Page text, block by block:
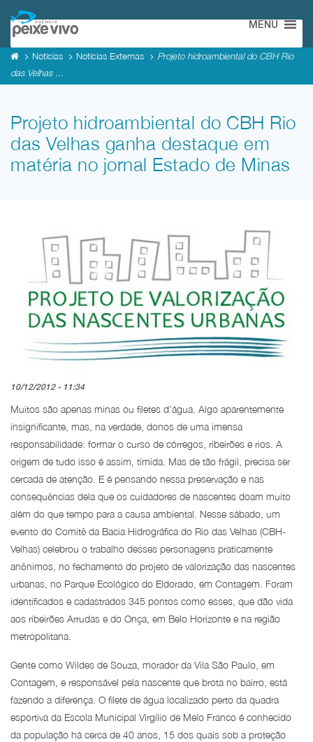
MENU
Notícias Notícias Externas
Projeto hidroambiental do CBH Rio
das Velhas ...
Projeto hidroambiental do CBH Rio
das Velhas ganha destaque em
matéria no jornal Estado de Minas
10/12/2012 - 11:34
Muitos são apenas minas ou filetes d’água. Algo aparentemente
insignificante, mas, na verdade, donos de uma imensa
responsabilidade: formar o curso de córregos, ribeirões e rios. A
origem de tudo isso é assim, tímida. Mas de tão frágil, precisa ser
cercada de atenção. E é pensando nessa preservação e nas
consequências dela que os cuidadores de nascentes doam muito
além do que tempo para a causa ambiental. Nesse sábado, um
evento do Comitê da Bacia Hidrográfica do Rio das Velhas (CBH-
Velhas) celebrou o trabalho desses personagens praticamente
anônimos, no fechamento do projeto de valorização das nascentes
urbanas, no Parque Ecológico do Eldorado, em Contagem. Foram
identificados e cadastrados 345 pontos como esses, que dão vida
aos ribeirões Arrudas e do Onça, em Belo Horizonte e na região
metropolitana.
Gente como Wildes de Souza, morador da Vila São Paulo, em
Contagem, e responsável pela nascente que brota no bairro, está
fazendo a diferença. O filete de água localizado perto da quadra
esportiva da Escola Municipal Virgílio de Melo Franco é conhecido
da população há cerca de 40 anos, 15 dos quais sob a proteção